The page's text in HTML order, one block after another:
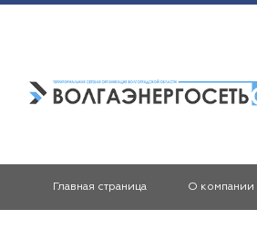
Главная страница О компании